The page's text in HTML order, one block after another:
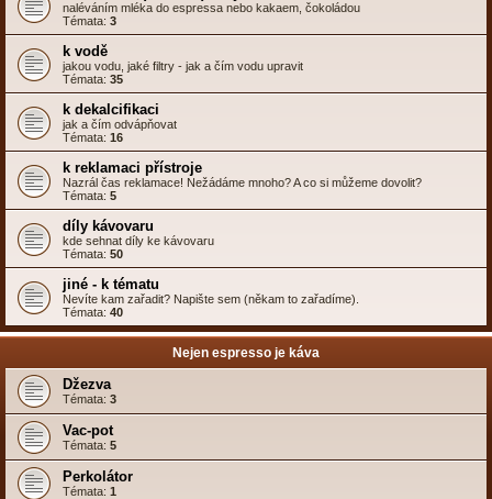
naléváním mléka do espressa nebo kakaem, čokoládou
Témata: 3
k vodě
jakou vodu, jaké filtry - jak a čím vodu upravit
Témata: 35
k dekalcifikaci
jak a čím odvápňovat
Témata: 16
k reklamaci přístroje
Nazrál čas reklamace! Nežádáme mnoho? A co si můžeme dovolit?
Témata: 5
díly kávovaru
kde sehnat díly ke kávovaru
Témata: 50
jiné - k tématu
Nevíte kam zařadit? Napište sem (někam to zařadíme).
Témata: 40
Nejen espresso je káva
Džezva
Témata: 3
Vac-pot
Témata: 5
Perkolátor
Témata: 1